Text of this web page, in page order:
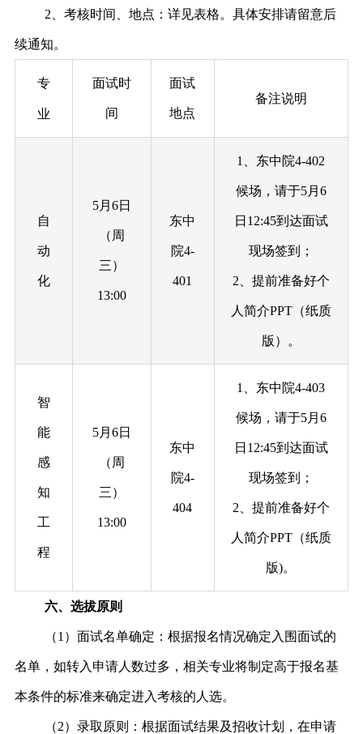
2、考核时间、地点：详见表格。具体安排请留意后
续通知。
专
业
面试时
间
面试
地点
备注说明
自
动
化
5月6日
（周
三）
13:00
东中
院4-
401
1、东中院4-402
候场，请于5月6
日12:45到达面试
现场签到；
2、提前准备好个
人简介PPT（纸质
版）。
智
能
感
知
工
程
5月6日
（周
三）
13:00
东中
院4-
404
1、东中院4-403
候场，请于5月6
日12:45到达面试
现场签到；
2、提前准备好个
人简介PPT（纸质
版)。
六、选拔原则
（1）面试名单确定：根据报名情况确定入围面试的
名单，如转入申请人数过多，相关专业将制定高于报名基
本条件的标准来确定进入考核的人选。
（2）录取原则：根据面试结果及招收计划，在申请